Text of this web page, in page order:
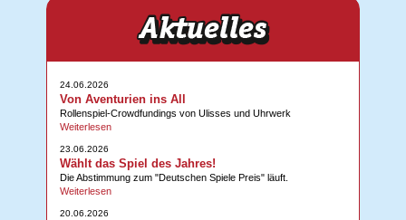
24.06.2026
Von Aventurien ins All
Rollenspiel-Crowdfundings von Ulisses und Uhrwerk
Weiterlesen
23.06.2026
Wählt das Spiel des Jahres!
Die Abstimmung zum "Deutschen Spiele Preis" läuft.
Weiterlesen
20.06.2026